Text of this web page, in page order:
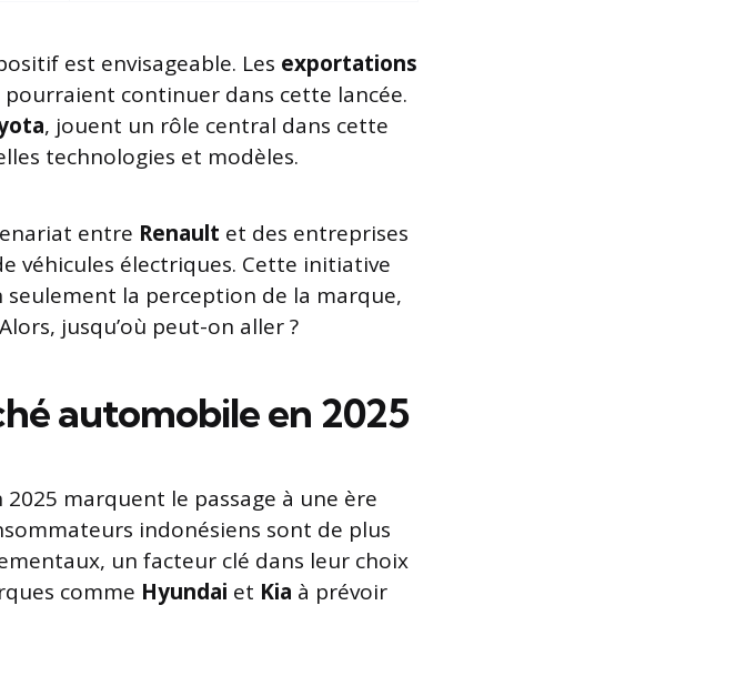
est envisageable. Les exportations
continuer dans cette lancée.
, jouent un rôle central dans cette
technologies et modèles.
entre Renault et des entreprises
véhicules électriques. Cette initiative
la perception de la marque,
jusqu’où peut-on aller ?
automobile en 2025
marquent le passage à une ère
indonésiens sont de plus
un facteur clé dans leur choix
comme Hyundai et Kia à prévoir